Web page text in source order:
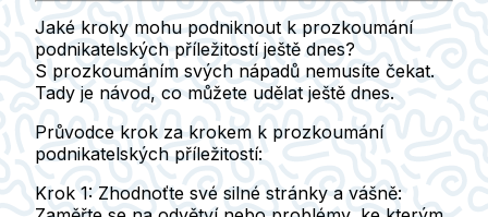
Jaké kroky mohu podniknout k prozkoumání
podnikatelských příležitostí ještě dnes?
S prozkoumáním svých nápadů nemusíte čekat.
Tady je návod, co můžete udělat ještě dnes.
Průvodce krok za krokem k prozkoumání
podnikatelských příležitostí:
Krok 1: Zhodnoťte své silné stránky a vášně: